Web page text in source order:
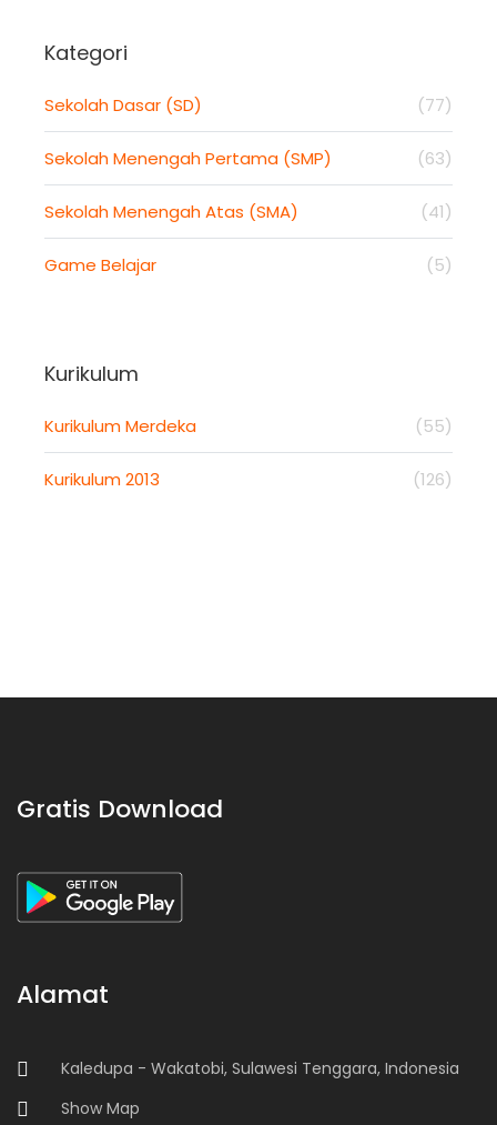
Kategori
Sekolah Dasar (SD) (77)
Sekolah Menengah Pertama (SMP) (63)
Sekolah Menengah Atas (SMA) (41)
Game Belajar (5)
Kurikulum
Kurikulum Merdeka (55)
Kurikulum 2013 (126)
Gratis Download
Alamat
Kaledupa - Wakatobi, Sulawesi Tenggara, Indonesia
Show Map